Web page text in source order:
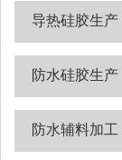
导热硅胶生产
防水硅胶生产
防水辅料加工